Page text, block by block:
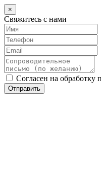
×
Свяжитесь с нами
Согласен на
Отправить